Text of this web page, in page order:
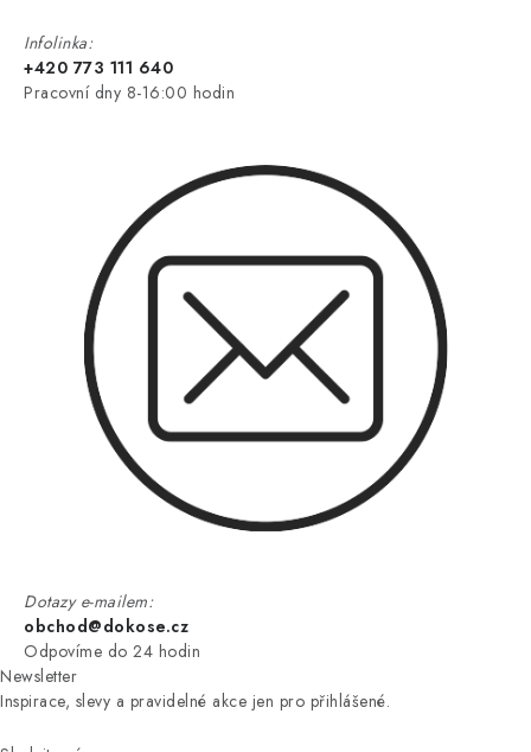
Infolinka:
+420 773 111 640
Pracovní dny 8-16:00 hodin
Dotazy e-mailem:
obchod@dokose.cz
Odpovíme do 24 hodin
Newsletter
Inspirace, slevy a pravidelné akce jen pro přihlášené.